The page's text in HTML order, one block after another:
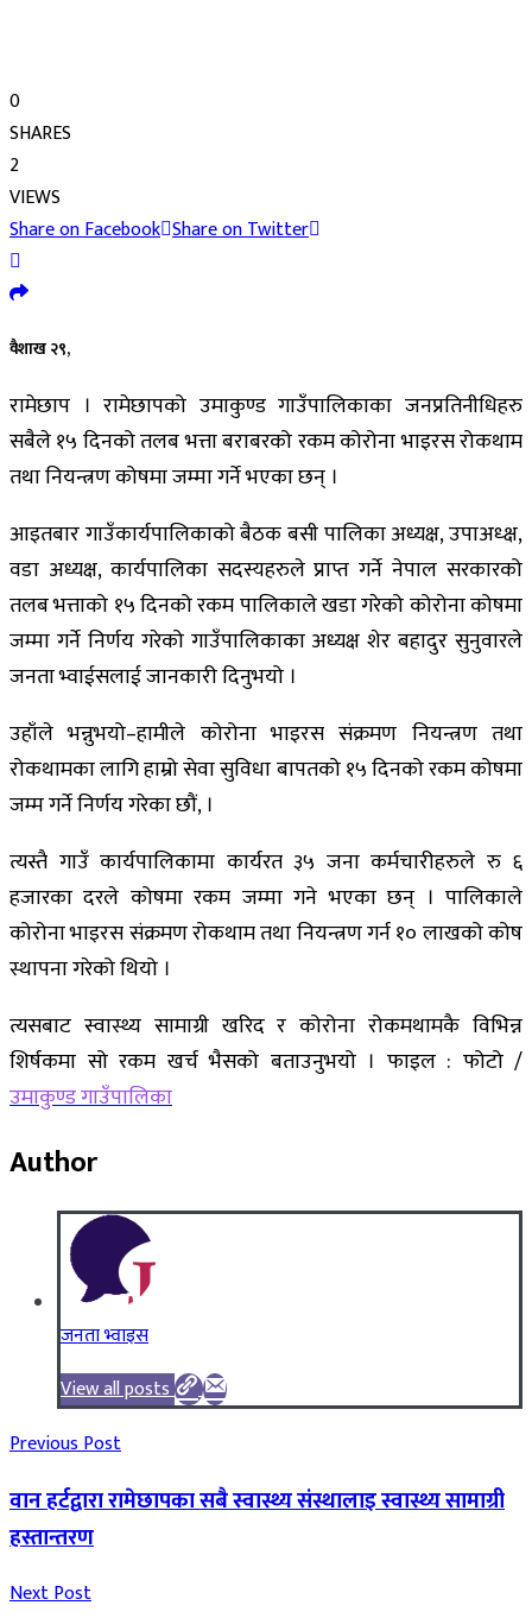
0
SHARES
2
VIEWS
Share on Facebook Share on Twitter
वैशाख २९,
रामेछाप । रामेछापको उमाकुण्ड गाउँपालिकाका जनप्रतिनीधिहरु
सबैले १५ दिनको तलब भत्ता बराबरको रकम कोरोना भाइरस रोकथाम
तथा नियन्त्रण कोषमा जम्मा गर्ने भएका छन् ।
आइतबार गाउँकार्यपालिकाको बैठक बसी पालिका अध्यक्ष, उपाअध्क्ष,
वडा अध्यक्ष, कार्यपालिका सदस्यहरुले प्राप्त गर्ने नेपाल सरकारको
तलब भत्ताको १५ दिनको रकम पालिकाले खडा गरेको कोरोना कोषमा
जम्मा गर्ने निर्णय गरेको गाउँपालिकाका अध्यक्ष शेर बहादुर सुनुवारले
जनता भ्वाईसलाई जानकारी दिनुभयो ।
उहाँले भन्नुभयो–हामीले कोरोना भाइरस संक्रमण नियन्त्रण तथा
रोकथामका लागि हाम्रो सेवा सुविधा बापतको १५ दिनको रकम कोषमा
जम्म गर्ने निर्णय गरेका छौं, ।
त्यस्तै गाउँ कार्यपालिकामा कार्यरत ३५ जना कर्मचारीहरुले रु ६
हजारका दरले कोषमा रकम जम्मा गने भएका छन् । पालिकाले
कोरोना भाइरस संक्रमण रोकथाम तथा नियन्त्रण गर्न १० लाखको कोष
स्थापना गरेको थियो ।
त्यसबाट स्वास्थ्य सामाग्री खरिद र कोरोना रोकमथामकै विभिन्न
शिर्षकमा सो रकम खर्च भैसको बताउनुभयो । फाइल : फोटो /
उमाकुण्ड गाउँपालिका
Author
जनता भ्वाइस
View all posts
Previous Post
वान हर्टद्वारा रामेछापका सबै स्वास्थ्य संस्थालाइ स्वास्थ्य सामाग्री
हस्तान्तरण
Next Post